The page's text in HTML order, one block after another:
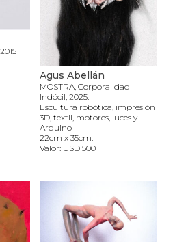
Agus Abellán
MOSTRA, Corporalidad
Indócil, 2025.
Escultura robótica, impresión
3D, textil, motores, luces y
Arduino
22cm x 35cm.
Valor: USD 500